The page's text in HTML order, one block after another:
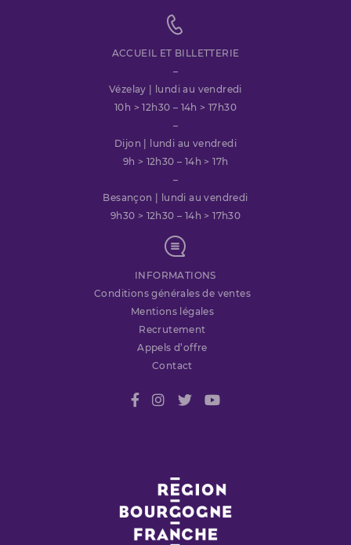
ACCUEIL ET BILLETTERIE
–
Vézelay | lundi au vendredi
10h > 12h30 – 14h > 17h30
–
Dijon | lundi au vendredi
9h > 12h30 – 14h > 17h
–
Besançon | lundi au vendredi
9h30 > 12h30 – 14h > 17h30
INFORMATIONS
Conditions générales de ventes
Mentions légales
Recrutement
Appels d’offre
Contact